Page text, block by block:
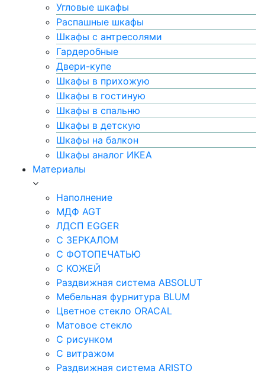
Угловые шкафы
Распашные шкафы
Шкафы с антресолями
Гардеробные
Двери-купе
Шкафы в прихожую
Шкафы в гостиную
Шкафы в спальню
Шкафы в детскую
Шкафы на балкон
Шкафы аналог ИКЕА
Материалы
Наполнение
МДФ AGT
ЛДСП EGGER
С ЗЕРКАЛОМ
С ФОТОПЕЧАТЬЮ
С КОЖЕЙ
Раздвижная система ABSOLUT
Мебельная фурнитура BLUM
Цветное стекло ORACAL
Матовое стекло
C рисунком
C витражом
Раздвижная система ARISTO